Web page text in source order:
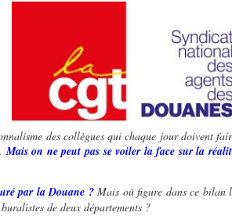
des collègues qui chaque jour doivent
Mais on ne peut pas se voiler la face sur la
par la Douane ?Mais où figure dans ce bilan
de deux départements ?